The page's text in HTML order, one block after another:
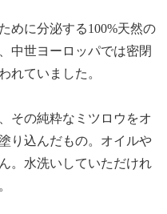
めに分泌する100%天然の
中世ヨーロッパでは密閉
れていました。
その純粋なミツロウをオ
り込んだもの。オイルや
。水洗いしていただけれ